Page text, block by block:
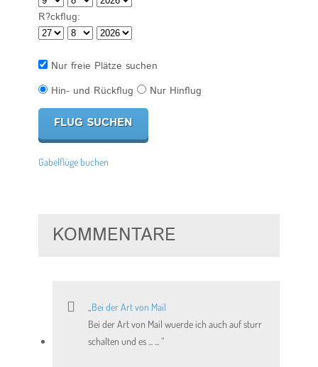
R?ckflug:
Nur freie Plätze suchen
Hin- und Rückflug
Nur Hinflug
Gabelflüge buchen
KOMMENTARE
Bei der Art von Mail
Bei der Art von Mail wuerde ich auch auf sturr
schalten und es ... ...